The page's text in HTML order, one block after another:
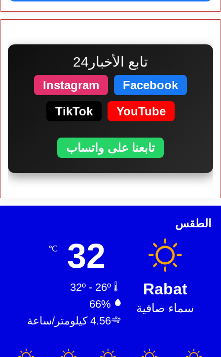
تابع الأخبار24
Facebook
Instagram
YouTube
TikTok
تابعنا على واتساب
الطقس
Rabat
سماء صافية
32
℃
66%
4.56 كيلومتر/ساعة